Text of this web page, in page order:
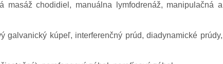
masáž chodidiel, manuálna lymfodrenáž, manipulačná a
galvanický kúpeľ, interferenčný prúd, diadynamické prúdy,